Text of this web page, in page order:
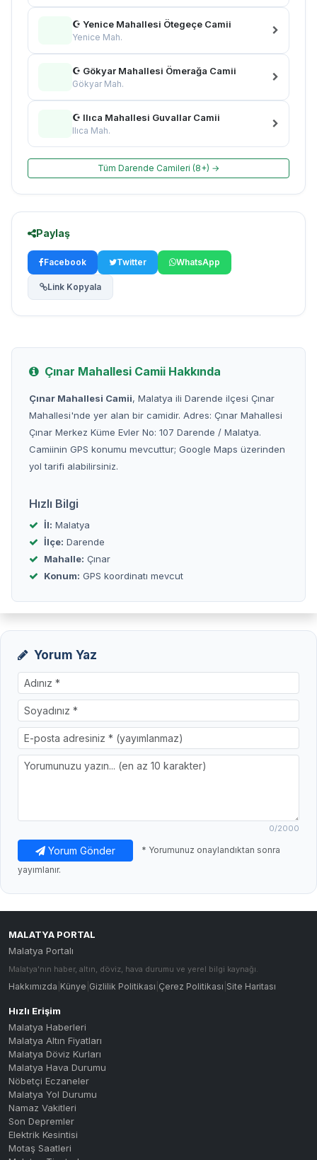
☪ Yenice Mahallesi Ötegeçe Camii
Yenice Mah.
☪ Gökyar Mahallesi Ömerağa Camii
Gökyar Mah.
☪ Ilıca Mahallesi Guvallar Camii
Ilıca Mah.
Tüm Darende Camileri (8+) →
Paylaş
Facebook Twitter WhatsApp
Link Kopyala
Çınar Mahallesi Camii Hakkında
Çınar Mahallesi Camii, Malatya ili Darende ilçesi Çınar
Mahallesi'nde yer alan bir camidir. Adres: Çınar Mahallesi
Çınar Merkez Küme Evler No: 107 Darende / Malatya.
Camiinin GPS konumu mevcuttur; Google Maps üzerinden
yol tarifi alabilirsiniz.
Hızlı Bilgi
İl: Malatya
İlçe: Darende
Mahalle: Çınar
Konum: GPS koordinatı mevcut
Yorum Yaz
0/2000
Yorum Gönder
* Yorumunuz onaylandıktan sonra
yayımlanır.
MALATYA PORTAL
Malatya Portalı
Malatya'nın haber, altın, döviz, hava durumu ve yerel bilgi kaynağı.
Hakkımızda Künye Gizlilik Politikası Çerez Politikası Site Haritası
Hızlı Erişim
Malatya Haberleri
Malatya Altın Fiyatları
Malatya Döviz Kurları
Malatya Hava Durumu
Nöbetçi Eczaneler
Malatya Yol Durumu
Namaz Vakitleri
Son Depremler
Elektrik Kesintisi
Motaş Saatleri